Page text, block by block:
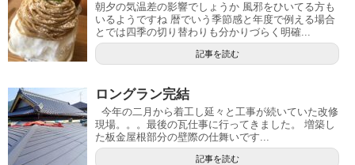
朝夕の気温差の影響でしょうか 風邪をひいてる方も
いるようですね 暦でいう季節感と年度で例える場合
とでは四季の切り替わりも分かりづらく明確...
記事を読む
ロングラン完結
今年の二月から着工し延々と工事が続いていた改修
現場。。。最後の瓦仕事に行ってきました。 増築し
た板金屋根部分の壁際の仕舞いです...
記事を読む